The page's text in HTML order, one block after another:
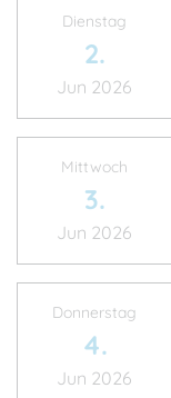
Dienstag
2.
Jun 2026
Mittwoch
3.
Jun 2026
Donnerstag
4.
Jun 2026